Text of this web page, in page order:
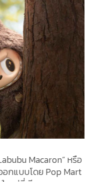
Macaron” หรือ
กแบบโดย Pop Mart